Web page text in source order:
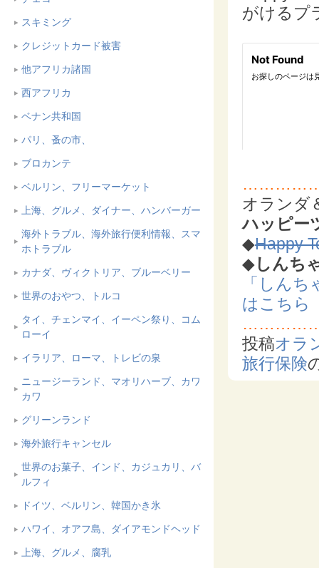
スキミング
クレジットカード被害
他アフリカ諸国
西アフリカ
ベナン共和国
パリ、蚤の市、
ブロカンテ
ベルリン、フリーマーケット
上海、グルメ、ダイナー、ハンバーガー
海外トラブル、海外旅行便利情報、スマ
ホトラブル
カナダ、ヴィクトリア、ブルーベリー
世界のおやつ、トルコ
タイ、チェンマイ、イーペン祭り、コム
ローイ
イラリア、ローマ、トレビの泉
ニュージーランド、マオリハーブ、カワ
カワ
グリーンランド
海外旅行キャンセル
世界のお菓子、インド、カジュカリ、バ
ルフィ
ドイツ、ベルリン、韓国かき氷
ハワイ、オアフ島、ダイアモンドヘッド
上海、グルメ、腐乳
がけるプ
オランダ
ハッピー
◆Happy
◆しんち
「しん
はこちら
投稿オラ
旅行保険